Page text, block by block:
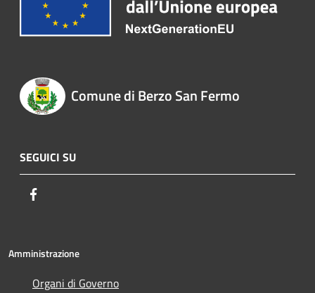
Comune di Berzo San Fermo
SEGUICI SU
Amministrazione
Organi di Governo